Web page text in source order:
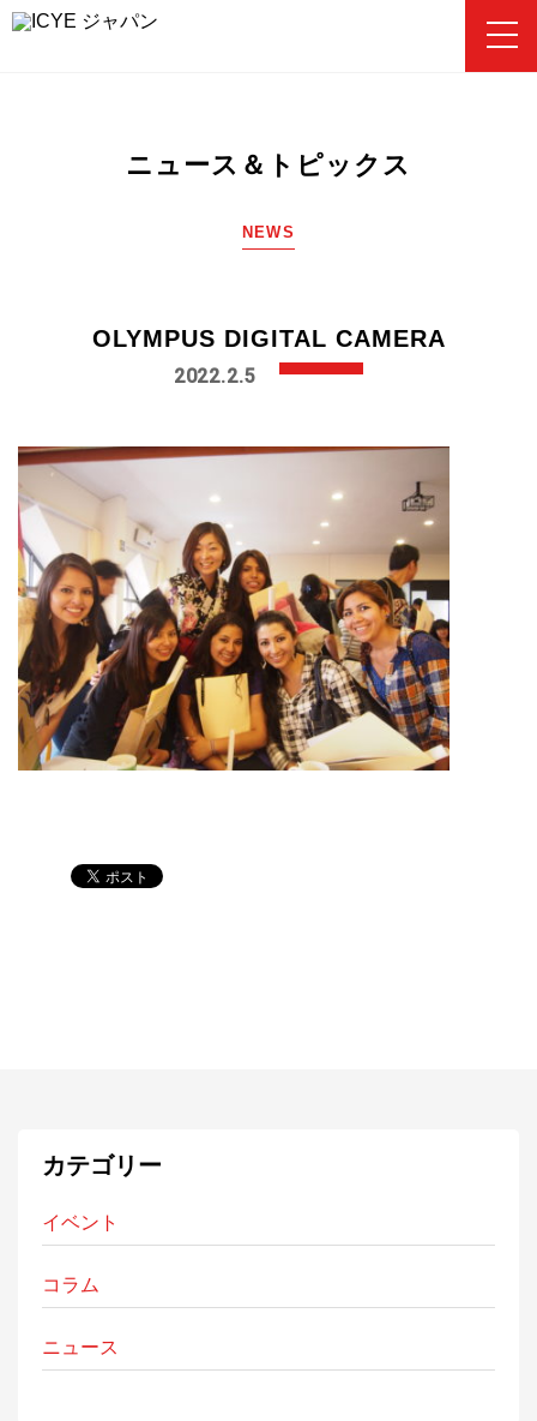
プログラムを選ぶ
パンフレット・チラシ・資料
申込から出発までの流れ
マイページ
ICYEジャパンとは ニュース
ニュース＆トピックス
NEWS
OLYMPUS DIGITAL CAMERA
2022.2.5
カテゴリー
イベント
コラム
ニュース